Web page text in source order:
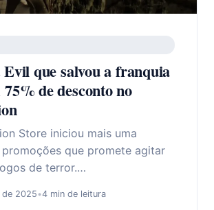
Evil que salvou a franquia
de desconto no
Store iniciou mais uma
que promete agitar
de terror.…
2025•4 min de leitura